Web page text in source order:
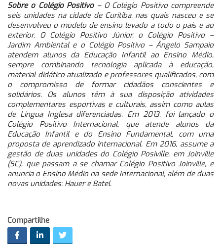
Sobre o Colégio Positivo – O Colégio Positivo compreende
seis unidades na cidade de Curitiba, nas quais nasceu e se
desenvolveu o modelo de ensino levado a todo o país e ao
exterior. O Colégio Positivo Júnior, o Colégio Positivo –
Jardim Ambiental e o Colégio Positivo – Ângelo Sampaio
atendem alunos da Educação Infantil ao Ensino Médio,
sempre combinando tecnologia aplicada à educação,
material didático atualizado e professores qualificados, com
o compromisso de formar cidadãos conscientes e
solidários. Os alunos têm à sua disposição atividades
complementares esportivas e culturais, assim como aulas
de Língua Inglesa diferenciadas. Em 2013, foi lançado o
Colégio Positivo Internacional, que atende alunos da
Educação Infantil e do Ensino Fundamental, com uma
proposta de aprendizado internacional. Em 2016, assume a
gestão de duas unidades do Colégio Posiville, em Joinville
(SC), que passam a se chamar Colégio Positivo Joinville, e
anuncia o Ensino Médio na sede Internacional, além de duas
novas unidades: Hauer e Batel.
Compartilhe